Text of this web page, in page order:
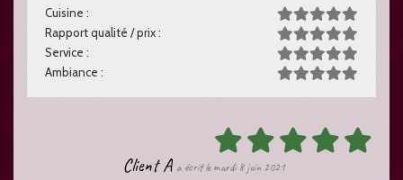
Cuisine :
Rapport qualité / prix :
Service :
Ambiance :
Client A a écrit le mardi 8 juin 2021